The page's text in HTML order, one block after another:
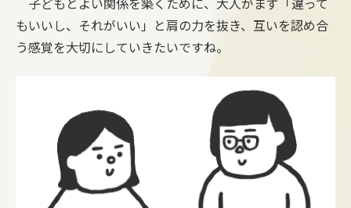
もいいし、それがいい」と肩の力を抜き、互いを認め合
う感覚を大切にしていきたいですね。